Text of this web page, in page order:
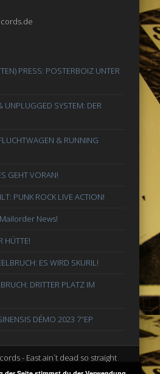
PRESS: POSTERBOIZ UNTER
UNPLUGGED SYSTEM: DER
& RUNNING
GEHT VORAN!
PUNK ROCK LIVE ACTION!
News!
HÜTTE!
ES WIRD SKURIL!
DRITTER PLATZ IM
DÉMO 2023 7″EP
- East ain`t dead so straight